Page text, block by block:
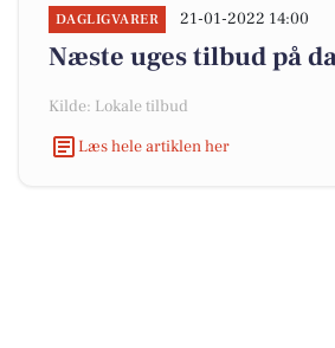
DAGLIGVARER 21-01-2022 14:00
Næste uges tilbud på
Kilde: Lokale tilbud
Læs hele artiklen her